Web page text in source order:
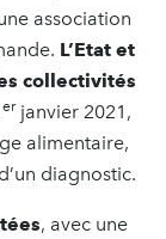
association
L’Etat et
collectivités
erjanvier 2021,
alimentaire,
diagnostic.
, avec une